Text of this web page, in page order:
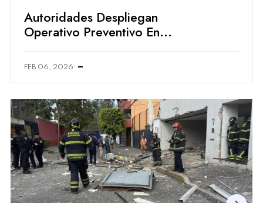
Autoridades Despliegan
Operativo Preventivo En
Condesa Tras Reportes De
Extorsión
FEB 06, 2026